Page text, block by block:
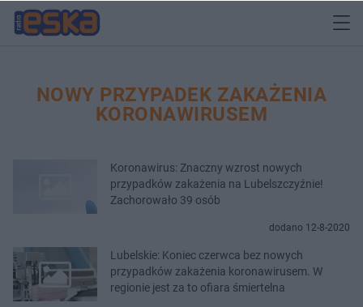
NOWY PRZYPADEK ZAKAŻENIA
KORONAWIRUSEM
Koronawirus: Znaczny wzrost nowych
przypadków zakażenia na Lubelszczyźnie!
Zachorowało 39 osób
dodano 12-8-2020
Lubelskie: Koniec czerwca bez nowych
przypadków zakażenia koronawirusem. W
regionie jest za to ofiara śmiertelna